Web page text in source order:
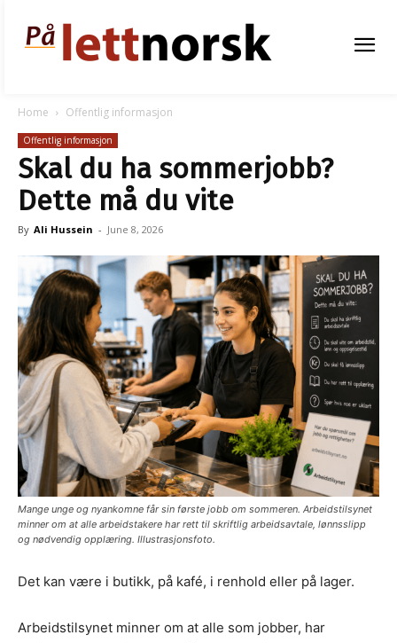
Home Offentlig informasjon
Offentlig informasjon
Skal du ha sommerjobb?
Dette må du vite
By Ali Hussein - June 8, 2026
Mange unge og nyankomne får sin første jobb om sommeren. Arbeidstilsynet
minner om at alle arbeidstakere har rett til skriftlig arbeidsavtale, lønnsslipp
og nødvendig opplæring. Illustrasjonsfoto.
Det kan være i butikk, på kafé, i renhold eller på lager.
Arbeidstilsynet minner om at alle som jobber, har